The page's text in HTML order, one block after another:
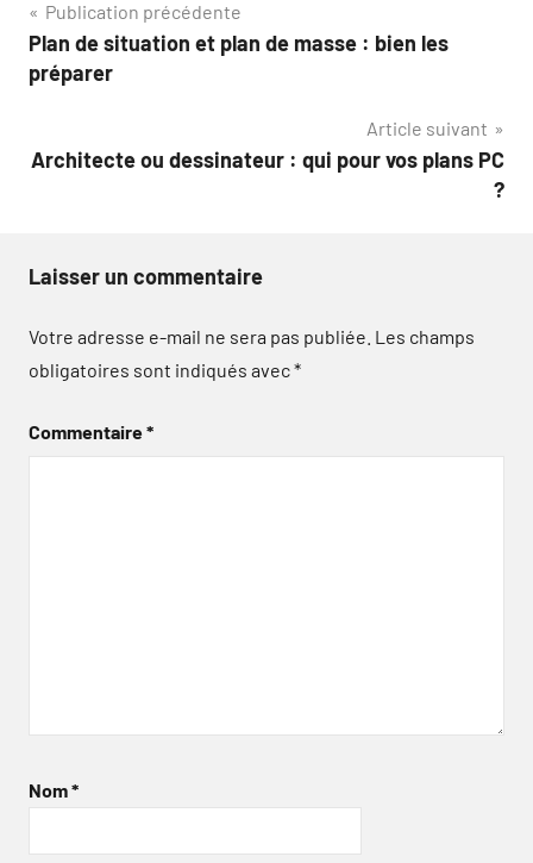
Navigation
de
Publication précédente
Plan de situation et plan de masse : bien les
préparer
Article suivant
Architecte ou dessinateur : qui pour vos plans PC
?
Laisser un commentaire
Votre adresse e-mail ne sera pas publiée. Les champs
obligatoires sont indiqués avec*
Commentaire*
Nom*